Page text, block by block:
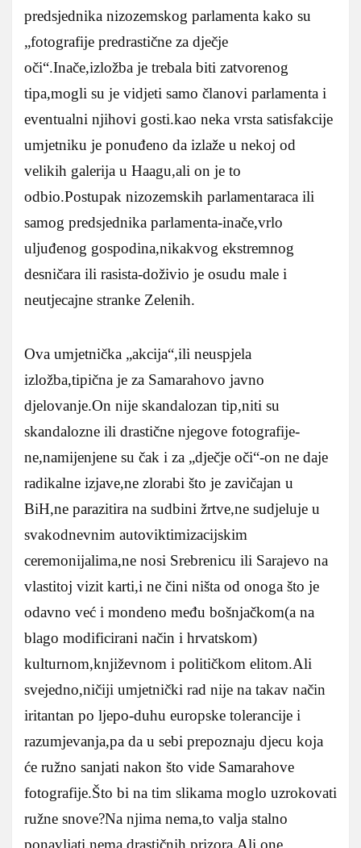
predsjednika nizozemskog parlamenta kako su
„fotografije predrastične za dječje
oči“.Inače,izložba je trebala biti zatvorenog
tipa,mogli su je vidjeti samo članovi parlamenta i
eventualni njihovi gosti.kao neka vrsta satisfakcije
umjetniku je ponuđeno da izlaže u nekoj od
velikih galerija u Haagu,ali on je to
odbio.Postupak nizozemskih parlamentaraca ili
samog predsjednika parlamenta-inače,vrlo
uljuđenog gospodina,nikakvog ekstremnog
desničara ili rasista-doživio je osudu male i
neutjecajne stranke Zelenih.
Ova umjetnička „akcija“,ili neuspjela
izložba,tipična je za Samarahovo javno
djelovanje.On nije skandalozan tip,niti su
skandalozne ili drastične njegove fotografije-
ne,namijenjene su čak i za „dječje oči“-on ne daje
radikalne izjave,ne zlorabi što je zavičajan u
BiH,ne parazitira na sudbini žrtve,ne sudjeluje u
svakodnevnim autoviktimizacijskim
ceremonijalima,ne nosi Srebrenicu ili Sarajevo na
vlastitoj vizit karti,i ne čini ništa od onoga što je
odavno već i mondeno među bošnjačkom(a na
blago modificirani način i hrvatskom)
kulturnom,književnom i političkom elitom.Ali
svejedno,ničiji umjetnički rad nije na takav način
iritantan po ljepo-duhu europske tolerancije i
razumjevanja,pa da u sebi prepoznaju djecu koja
će ružno sanjati nakon što vide Samarahove
fotografije.Što bi na tim slikama moglo uzrokovati
ružne snove?Na njima nema,to valja stalno
ponavljati,nema drastičnih prizora.Ali one